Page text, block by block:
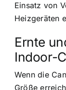
Einsatz von
Heizgeräten
Ernte
Indoor-
Wenn die
Größe